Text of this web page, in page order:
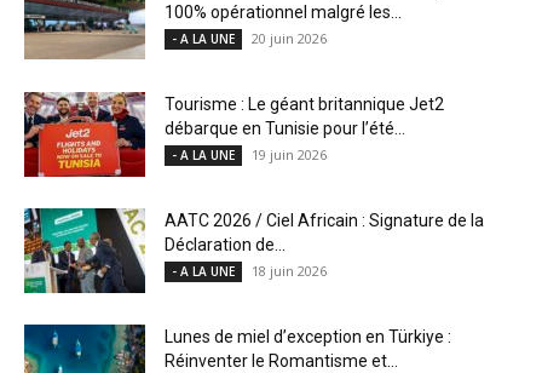
100% opérationnel malgré les...
- A LA UNE 20 juin 2026
Tourisme : Le géant britannique Jet2
débarque en Tunisie pour l’été...
- A LA UNE 19 juin 2026
AATC 2026 / Ciel Africain : Signature de la
Déclaration de...
- A LA UNE 18 juin 2026
Lunes de miel d’exception en Türkiye :
Réinventer le Romantisme et...